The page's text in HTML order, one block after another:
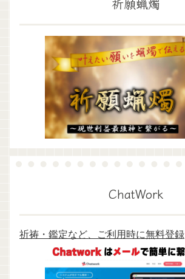
ChatWork
祈祷・鑑定など、ご利用時に無料登録